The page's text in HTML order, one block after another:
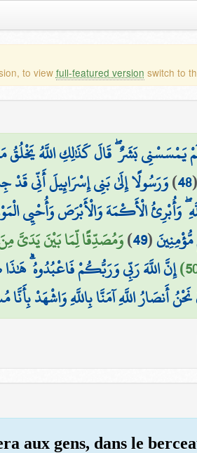
to view full-featured version switch to
بَشَرٌ ۖ قَالَ كَذَٰلِكِ اللَّهُ يَخْلُقُ
48
)وَرَسُولًا إِلَىٰ بَنِي إِسْرَائِيلَ أَنِّي
الْأَكْمَهَ وَالْأَبْرَصَ وَأُحْيِي
(
49
)وَمُصَدِّقًا لِّمَا بَيْنَ يَدَيَّ
إِنَّ اللَّهَ رَبِّي وَرَبُّكُمْ فَاعْبُدُوهُ
اللَّهِ آمَنَّا بِاللَّهِ وَاشْهَدْ
aux gens, dans le